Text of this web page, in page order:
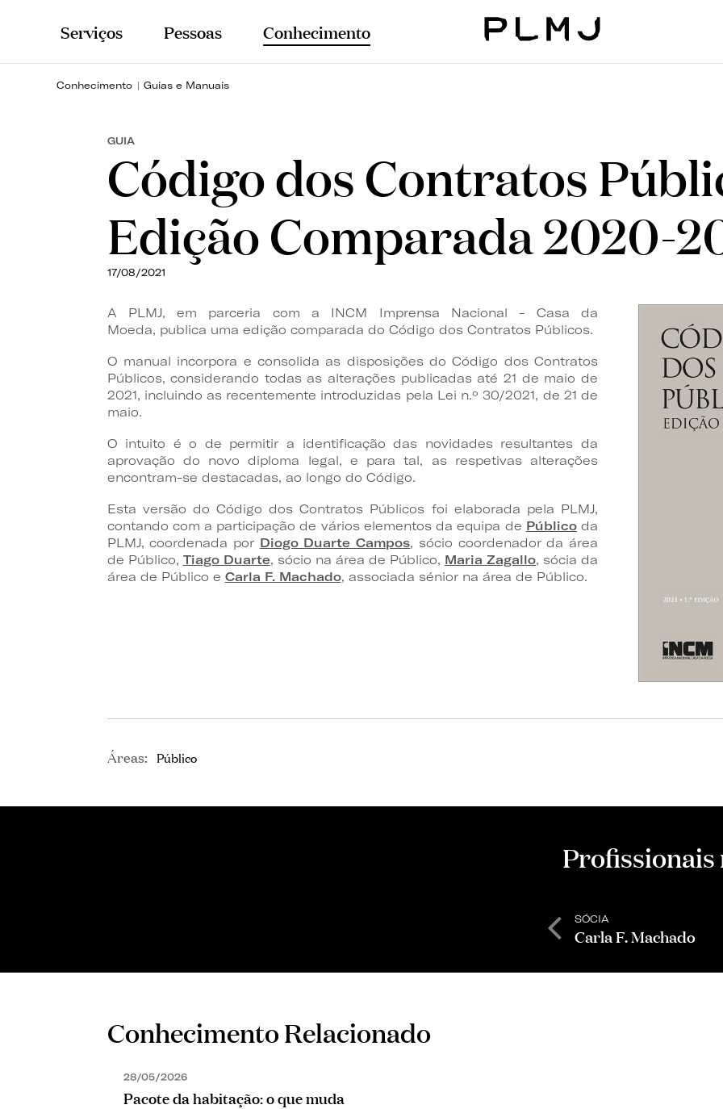
PLMJ
Serviços Pessoas Conhecimento
Conhecimento Guias e Manuais
GUIA
Código dos Contratos
Edição Comparada 2020-
17/08/2021
A PLMJ, em parceria com a INCM Imprensa Nacional - Casa da
Moeda, publica uma edição comparada do Código dos Contratos Públicos.
O manual incorpora e consolida as disposições do Código dos Contratos
Públicos, considerando todas as alterações publicadas até 21 de maio de
2021, incluindo as recentemente introduzidas pela Lei n.º 30/2021, de 21 de
maio.
O intuito é o de permitir a identificação das novidades resultantes da
aprovação do novo diploma legal, e para tal, as respetivas alterações
encontram-se destacadas, ao longo do Código.
Esta versão do Código dos Contratos Públicos foi elaborada pela PLMJ,
contando com a participação de vários elementos da equipa de Públicoda
PLMJ, coordenada por Diogo Duarte Campos, sócio coordenador da área
de Público, Tiago Duarte, sócio na área de Público, Maria Zagallo, sócia da
área de Público e Carla F. Machado, associada sénior na área de Público.
Áreas: Público
SÓCIA
Carla F. Machado
Conhecimento Relacionado
28/05/2026
Pacote da habitação: o que muda